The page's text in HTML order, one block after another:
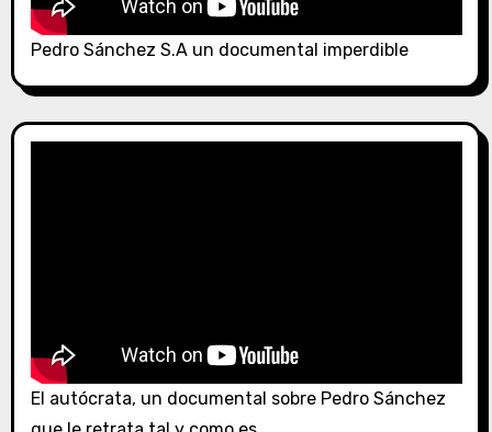
Pedro Sánchez S.A un documental imperdible
El autócrata, un documental sobre Pedro Sánchez